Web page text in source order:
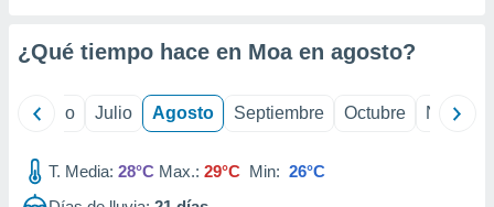
mediante
publicidad
¿Qué tiempo hace en Moa en agosto?
Junio Julio Agosto Septiembre Octubre
T. Media: 28°C Max.: 29°C Min: 26°C